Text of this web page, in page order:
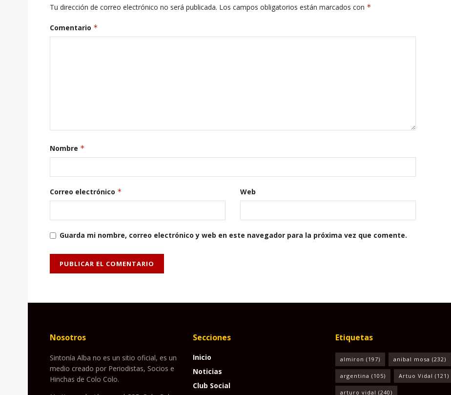
Tu dirección de correo electrónico no será publicada. Los campos obligatorios están marcados con *
Comentario *
Nombre *
Correo electrónico * Web
Guarda mi nombre, correo electrónico y web en este navegador para la próxima vez que comente.
Nosotros
Sintonía Alba no es un sitio oficial, es un
medio creado por Periodistas, Socios e
Hinchas de Colo Colo.
Secciones
Inicio
Noticias
Club Social
Etiquetas
almiron (197) anibal mosa (232)
argentina (105) Artuo Vidal (121)
arturo vidal (240)